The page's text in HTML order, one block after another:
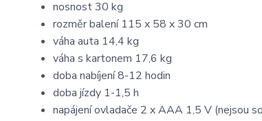
nosnost 30 kg
rozměr balení 115 x 58 x 30 cm
váha auta 14,4 kg
váha s kartonem 17,6 kg
doba nabíjení 8-12 hodin
doba jízdy 1-1,5 h
napájení ovladače 2 x AAA 1,5 V (nejsou